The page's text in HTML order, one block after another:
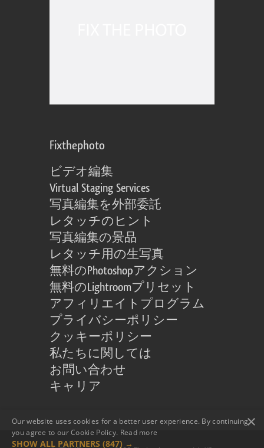
Fixthephoto
ビデオ編集
Virtual Staging Services
写真編集を外部委託
レタッチのヒント
写真編集の景品
レタッチ用の生写真
無料のPhotoshopアクション
無料のLightroomプリセット
アフィリエイトプログラム
プライバシーポリシー
クッキーポリシー
私たちに関しては
お問い合わせ
キャリア
×
Our website uses cookies for a better user experience. By continuing,
you agree to our Cookie Policy. Read more
SHOW ALL PARTNERS (847) →